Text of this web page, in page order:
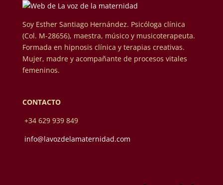
Soy Esther Santiago Hernández. Psicóloga clínica
(Col. M-28656), maestra, músico y musicoterapeuta.
Formada en hipnosis clínica y terapias creativas.
Mujer, madre y acompañante de procesos vitales
femeninos.
CONTACTO
+34 629 939 849
info@lavozdelamaternidad.com